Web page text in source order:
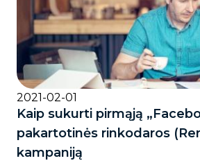
2021-02-01
Kaip sukurti pirmąją
pakartotinės rinkodaros
kampaniją